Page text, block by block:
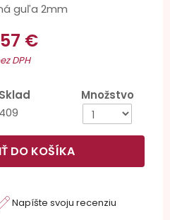
guľa 2mm
€
DPH
Sklad
409
Množstvo
DO KOŠÍKA
Napíšte svoju recenziu